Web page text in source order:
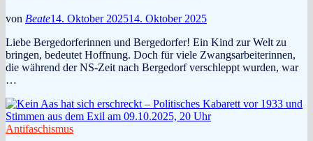
von Beate14. Oktober 202514. Oktober 2025
Liebe Bergedorferinnen und Bergedorfer! Ein Kind zur Welt zu
bringen, bedeutet Hoffnung. Doch für viele Zwangsarbeiterinnen,
die während der NS-Zeit nach Bergedorf verschleppt wurden, war
…
Antifaschismus